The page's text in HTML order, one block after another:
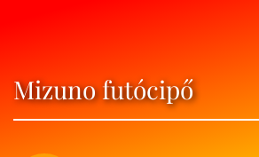
Mizuno futócipő